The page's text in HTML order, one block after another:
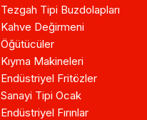
Tezgah Tipi Buzdolapları
Kahve Değirmeni
Öğütücüler
Kıyma Makineleri
Endüstriyel Fritözler
Sanayi Tipi Ocak
Endüstriyel Fırınlar